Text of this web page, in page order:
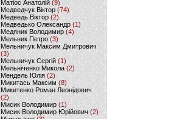
Матіос Анатолій (9)
Медведчук Віктор(74)
Медведь Віктор (2)
Медведько Олександр (1)
Медяник Володимир(4)
Мельник Петро (3)
Мельничук Максим Дмитрович
(3)
Мельничук Сергій (1)
Мельніченко Микола (2)
Мендель Юлія (2)
Микитась Максим (8)
Микитенко Роман Леонідович
(2)
Мисик Володимир (1)
Мисик Володимир Юрійович(2)